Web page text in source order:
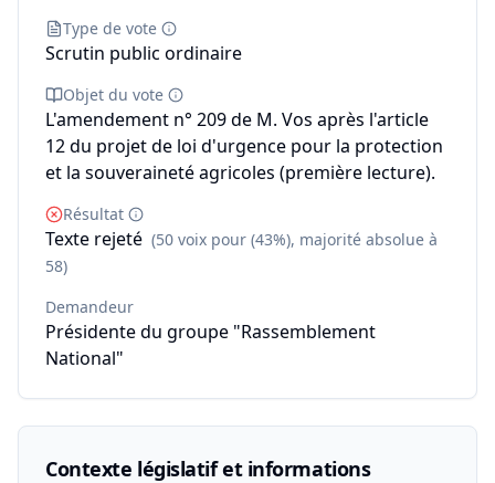
Type de vote
Scrutin public ordinaire
Objet du vote
L'amendement n° 209 de M. Vos après l'article
12 du projet de loi d'urgence pour la protection
et la souveraineté agricoles (première lecture).
Résultat
Texte rejeté (50 voix pour (43%), majorité absolue à
58)
Demandeur
Présidente du groupe "Rassemblement
National"
Contexte législatif et informations